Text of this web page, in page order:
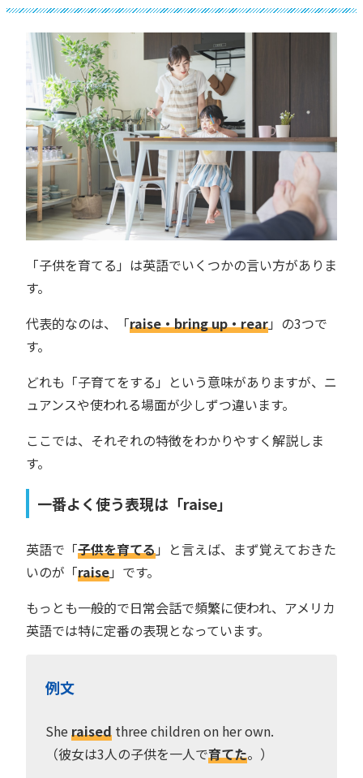
「子供を育てる」は英語でいくつかの言い方がありま
す。
代表的なのは、「raise・bring up・rear」の3つで
す。
どれも「子育てをする」という意味がありますが、ニ
ュアンスや使われる場面が少しずつ違います。
ここでは、それぞれの特徴をわかりやすく解説しま
す。
一番よく使う表現は「raise」
英語で「子供を育てる」と言えば、まず覚えておきた
いのが「raise」です。
もっとも一般的で日常会話で頻繁に使われ、アメリカ
英語では特に定番の表現となっています。
例文
Sheraised three children on her own.
（彼女は3人の子供を一人で育てた。）